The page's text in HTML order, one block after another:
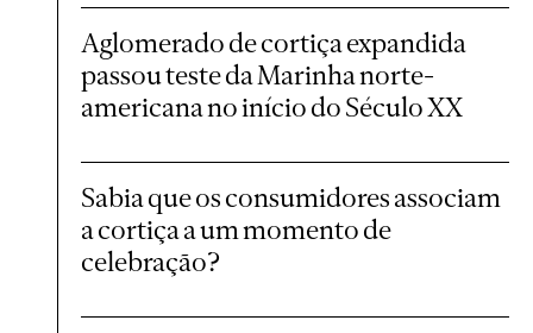
Aglomerado de cortiça expandida
passou teste da Marinha norte-
americana no início do Século XX
Sabia que os consumidores associam
a cortiça a um momento de
celebração?